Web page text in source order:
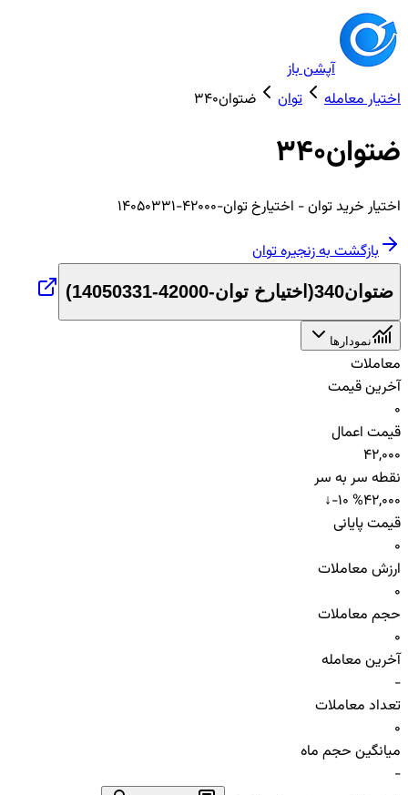
آپشن باز
اختیار معامله
توان ضتوان340
ضتوان340
اختیار خریدتوان- اختیارخ توان-42000-14050331
بازگشت به زنجیرهتوان
ضتوان340 ( اختیارخ توان-42000-14050331 )
نمودارها
معاملات
آخرین قیمت
0
قیمت اعمال
42,000
نقطه سر به سر
42,000
↓-10 %
قیمت پایانی
0
ارزش معاملات
0
حجم معاملات
0
آخرین معامله
-
تعداد معاملات
0
میانگین حجم ماه
-